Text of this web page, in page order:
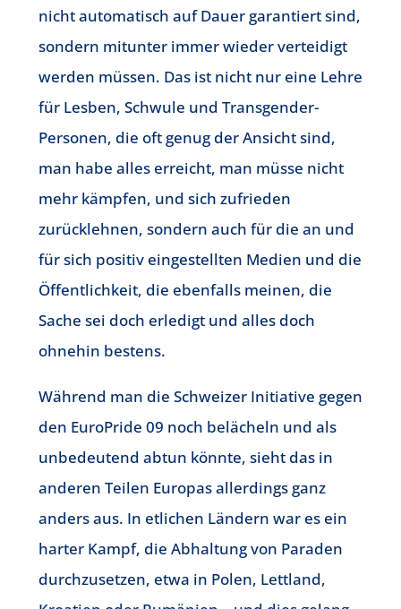
nicht automatisch auf Dauer garantiert sind,
sondern mitunter immer wieder verteidigt
werden müssen. Das ist nicht nur eine Lehre
für Lesben, Schwule und Transgender-
Personen, die oft genug der Ansicht sind,
man habe alles erreicht, man müsse nicht
mehr kämpfen, und sich zufrieden
zurücklehnen, sondern auch für die an und
für sich positiv eingestellten Medien und die
Öffentlichkeit, die ebenfalls meinen, die
Sache sei doch erledigt und alles doch
ohnehin bestens.
Während man die Schweizer Initiative gegen
den EuroPride 09 noch belächeln und als
unbedeutend abtun könnte, sieht das in
anderen Teilen Europas allerdings ganz
anders aus. In etlichen Ländern war es ein
harter Kampf, die Abhaltung von Paraden
durchzusetzen, etwa in Polen, Lettland,